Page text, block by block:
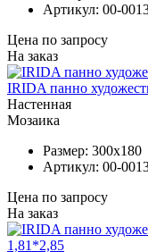
Артикул: 00-
Цена по запросу
На заказ
IRIDA панно
Настенная
Мозаика
Размер: 300x180
Артикул: 00-
Цена по запросу
На заказ